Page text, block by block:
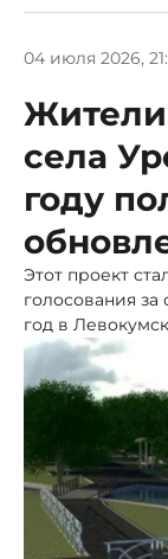
04 июля 2026,
Жители
села
году
Этот проект
голосования
год в